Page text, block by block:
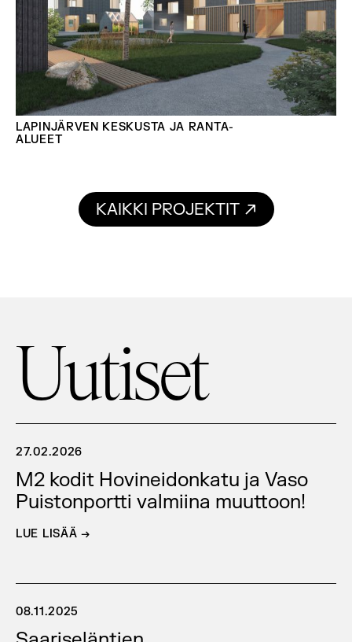
LAPINJÄRVEN KESKUSTA JA RANTA-
ALUEET
KAIKKI PROJEKTIT
Uutiset
27.02.2026
M2 kodit Hovineidonkatu ja Vaso
Puistonportti valmiina muuttoon!
LUE LISÄÄ →
08.11.2025